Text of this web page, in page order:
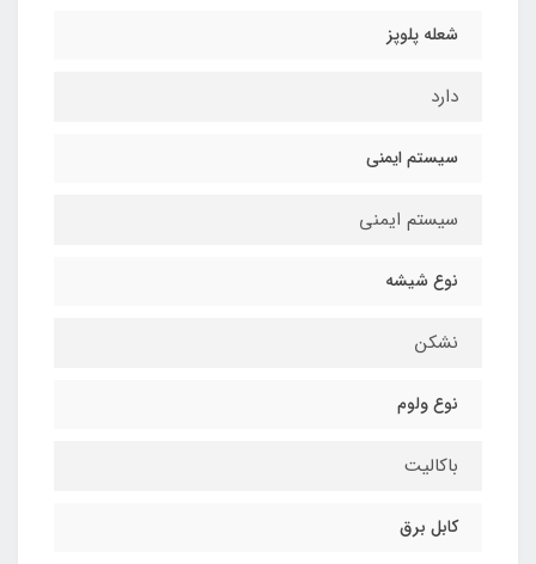
شعله پلوپز
دارد
سیستم ایمنی
سیستم ایمنی
نوع شیشه
نشکن
نوع ولوم
باکالیت
کابل برق